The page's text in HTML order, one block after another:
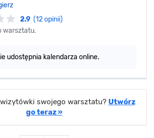
2.9 (12 opinii)
warsztatu.
udostępnia kalendarza online.
wizytówki swojego warsztatu? Utwórz
go teraz »